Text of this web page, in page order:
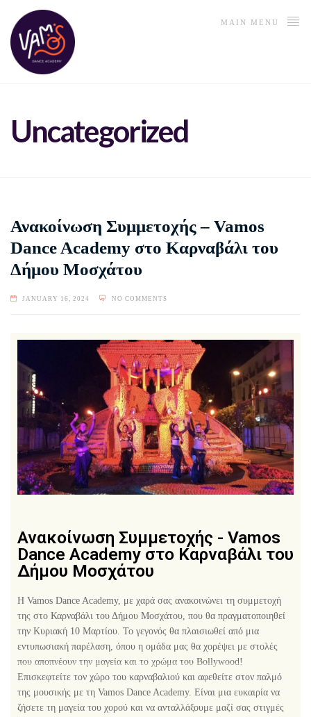
MAIN MENU
Uncategorized
Ανακοίνωση Συμμετοχής – Vamos
Dance Academy στο Καρναβάλι του
Δήμου Μοσχάτου
JANUARY 16, 2024 NO COMMENTS
Ανακοίνωση Συμμετοχής - Vamos
Dance Academy στο Καρναβάλι του
Δήμου Μοσχάτου
Η Vamos Dance Academy, με χαρά σας ανακοινώνει τη συμμετοχή
της στο Καρναβάλι του Δήμου Μοσχάτου, που θα πραγματοποιηθεί
την Κυριακή 10 Μαρτίου. Το γεγονός θα πλαισιωθεί από μια
εντυπωσιακή παρέλαση, όπου η ομάδα μας θα χορέψει με στολές
που αποπνέουν την μαγεία και το χρώμα του Bollywood!
Επισκεφτείτε τον χώρο του καρναβαλιού και αφεθείτε στον παλμό
της μουσικής με τη Vamos Dance Academy. Είναι μια ευκαιρία να
ζήσετε τη μαγεία του χορού και να ανταλλάξουμε μαζί σας στιγμές